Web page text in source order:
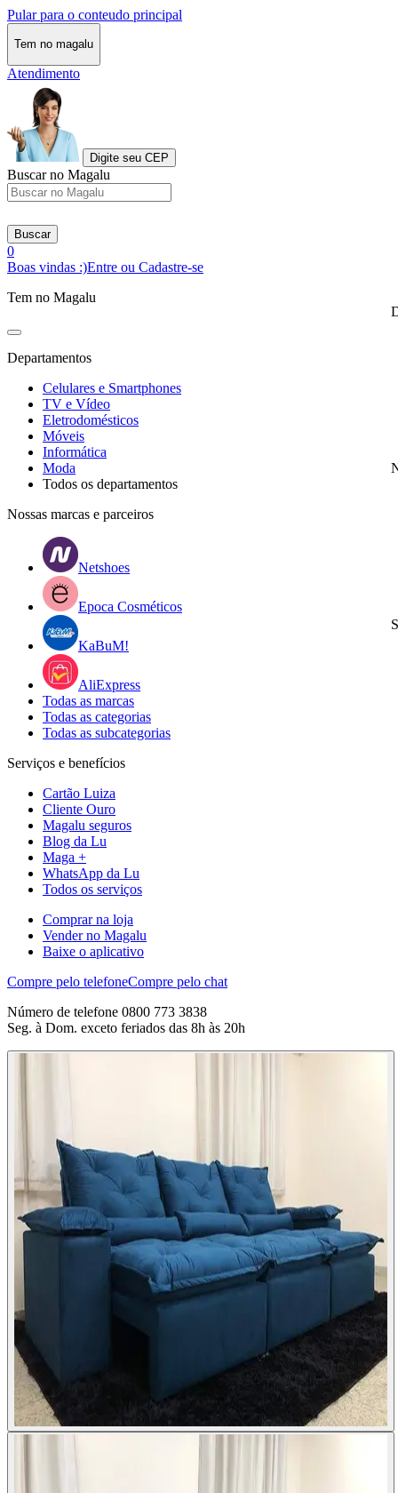
Pular para o conteudo principal
Tem no magalu
Atendimento
Digite seu CEP
Buscar no Magalu
Buscar
0
Boas vindas :)Entre ou Cadastre-se
Tem no Magalu
Departamentos
Celulares e Smartphones
TV e Vídeo
Eletrodomésticos
Móveis
Informática
Moda
Todos os departamentos
Nossas marcas e parceiros
Netshoes
Epoca Cosméticos
KaBuM!
AliExpress
Todas as marcas
Todas as categorias
Todas as subcategorias
Serviços e benefícios
Cartão Luiza
Cliente Ouro
Magalu seguros
Blog da Lu
Maga +
WhatsApp da Lu
Todos os serviços
Comprar na loja
Vender no Magalu
Baixe o aplicativo
Compre pelo telefoneCompre pelo chat
Número de telefone 0800 773 3838
Seg. à Dom. exceto feriados das 8h às 20h